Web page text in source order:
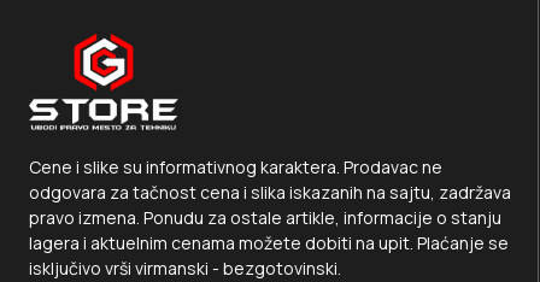
Cene i slike su informativnog karaktera. Prodavac ne
odgovara za tačnost cena i slika iskazanih na sajtu, zadržava
pravo izmena. Ponudu za ostale artikle, informacije o stanju
lagera i aktuelnim cenama možete dobiti na upit. Plaćanje se
isključivo vrši virmanski - bezgotovinski.